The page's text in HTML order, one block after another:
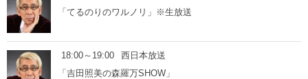
「てるのりのワルノリ」※生放送
18:00～19:00
西日本放送
「吉田照美の森羅万SHOW」